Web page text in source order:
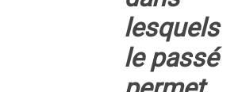
lesquels
le passé